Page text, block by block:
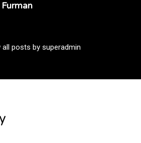
Furman
all posts by superadmin